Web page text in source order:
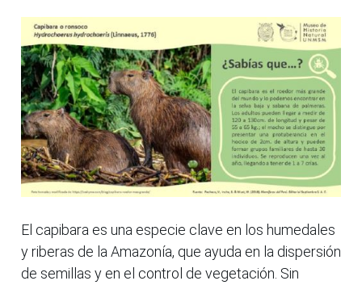
El capibara es una especie clave en los humedales
y riberas de la Amazonía, que ayuda en la dispersión
de semillas y en el control de vegetación. Sin